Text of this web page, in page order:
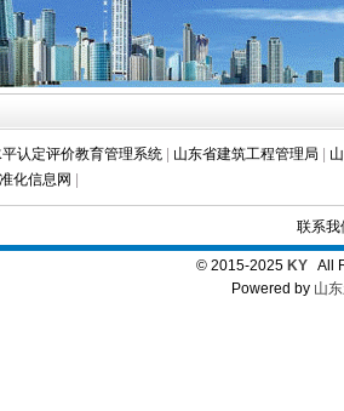
认定评价教育管理系统 山东省建筑工程管理局
化信息网
联系我
© 2015-2025 KY All
Powered by 山